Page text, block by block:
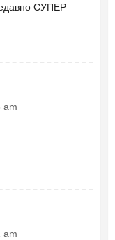
СУПЕР
am
am